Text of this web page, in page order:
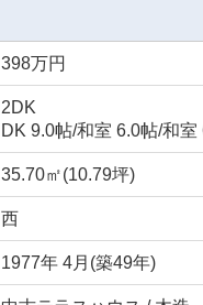
398万円
2DK
DK 9.0帖/和室 6.0帖/和室
35.70㎡(10.79坪)
西
1977年 4月(築49年)